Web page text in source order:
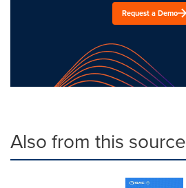
Request a Demo
Also from this source